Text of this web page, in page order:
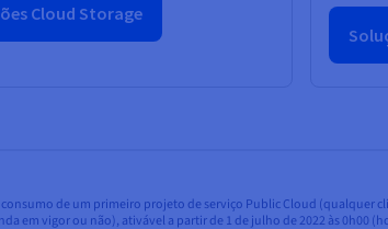
Cloud Storage
de um primeiro projeto de serviço Public Cloud (qualquer
em vigor ou não), ativável a partir de 1 de julho de 2022 às 0h00